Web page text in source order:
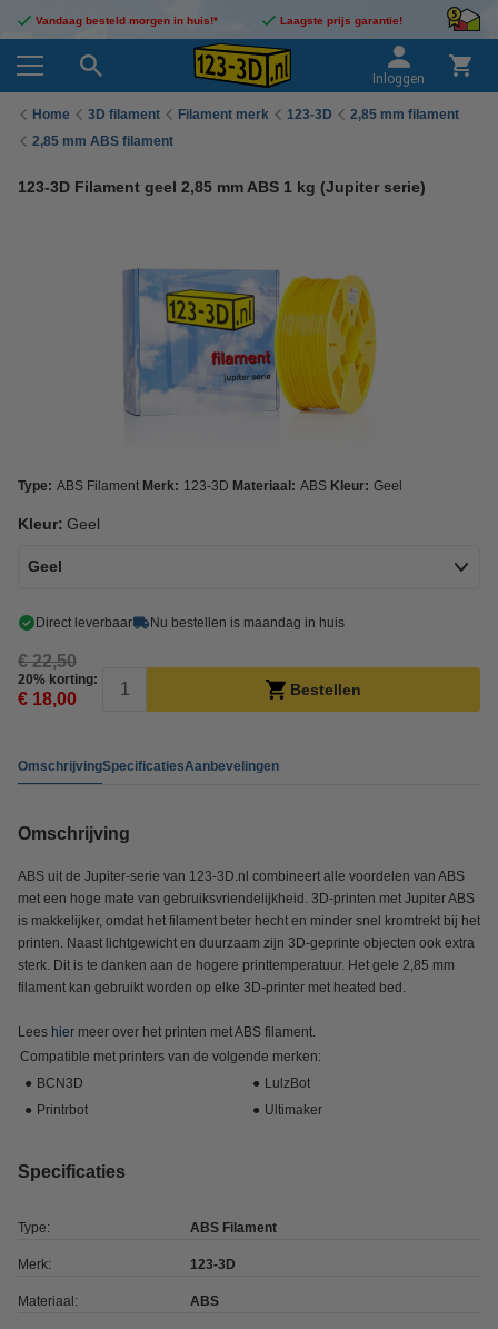
Vandaag besteld morgen in huis!* Laagste prijs garantie!
Inloggen
Home 3D filament Filament merk 123-3D
2,85 mm filament
2,85 mm ABS filament
123-3D Filament geel 2,85 mm ABS 1 kg (Jupiter serie)
Type: ABS Filament Merk: 123-3D Materiaal: ABS Kleur: Geel
Kleur: Geel
Geel
Direct leverbaar Nu bestellen is maandag in huis
€ 22,50
20% korting:
€ 18,00 Bestellen
OmschrijvingSpecificatiesAanbevelingen
Omschrijving
ABS uit de Jupiter-serie van 123-3D.nl combineert alle voordelen van ABS
met een hoge mate van gebruiksvriendelijkheid. 3D-printen met Jupiter ABS
is makkelijker, omdat het filament beter hecht en minder snel kromtrekt bij het
printen. Naast lichtgewicht en duurzaam zijn 3D-geprinte objecten ook extra
sterk. Dit is te danken aan de hogere printtemperatuur. Het gele 2,85 mm
filament kan gebruikt worden op elke 3D-printer met heated bed.
Lees hier meer over het printen met ABS filament.
Compatible met printers van de volgende merken:
● BCN3D ● LulzBot
● Printrbot ● Ultimaker
Specificaties
Type: ABS Filament
Merk: 123-3D
Materiaal: ABS